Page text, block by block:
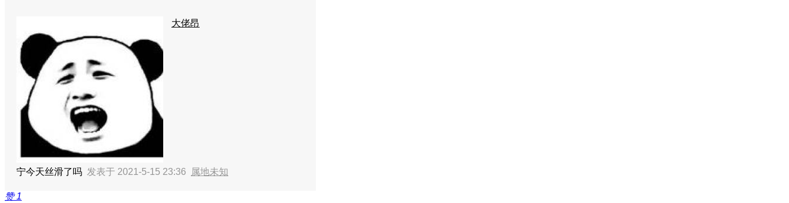
大佬昂
宁今天丝滑了吗 发表于 2021-5-15 23:36 属地未知
赞1